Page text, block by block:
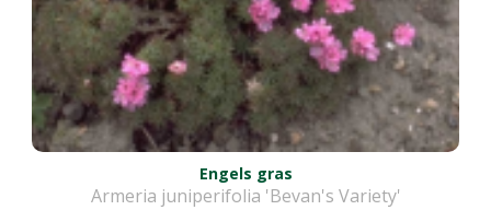
Engels gras
Armeria juniperifolia 'Bevan's Variety'